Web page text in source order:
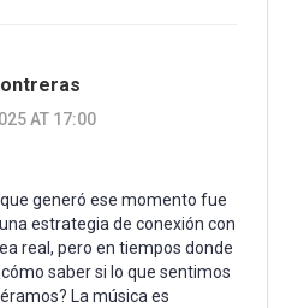
AT 17:00
generó ese momento fue
estrategia de conexión con
real, pero en tiempos donde
saber si lo que sentimos
La música es